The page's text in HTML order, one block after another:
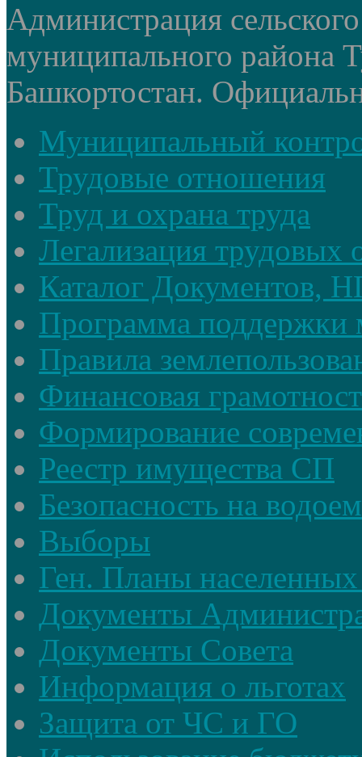
Администрация
муниципального района
Башкортостан.
Муниципальный
Трудовые отношения
Труд и охрана труда
Легализация трудовых
Каталог Документов,
Программа поддержки
Правила
Финансовая
Формирование
Реестр имущества СП
Безопасность на
Выборы
Ген. Планы
Документы
Документы Совета
Информация о льготах
Защита от ЧС и ГО